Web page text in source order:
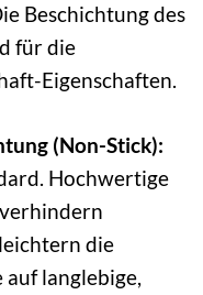
Beschichtung des
für die
Eigenschaften.
(Non-Stick):
Hochwertige
die
auf langlebige,